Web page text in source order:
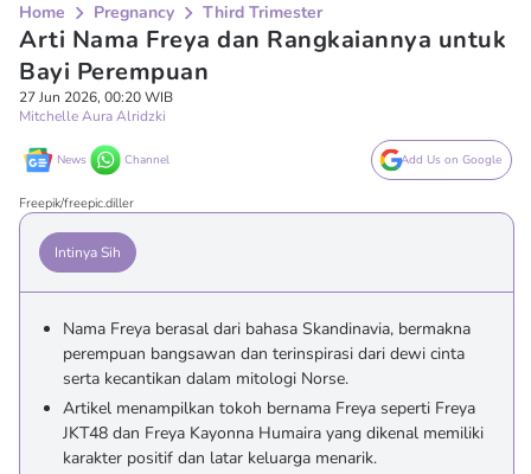
Home Pregnancy Third Trimester
Arti Nama Freya dan Rangkaiannya untuk
Bayi Perempuan
27 Jun 2026, 00:20 WIB
Mitchelle Aura Alridzki
News Channel Add Us on Google
Freepik/freepic.diller
Intinya Sih
Nama Freya berasal dari bahasa Skandinavia, bermakna
perempuan bangsawan dan terinspirasi dari dewi cinta
serta kecantikan dalam mitologi Norse.
Artikel menampilkan tokoh bernama Freya seperti Freya
JKT48 dan Freya Kayonna Humaira yang dikenal memiliki
karakter positif dan latar keluarga menarik.